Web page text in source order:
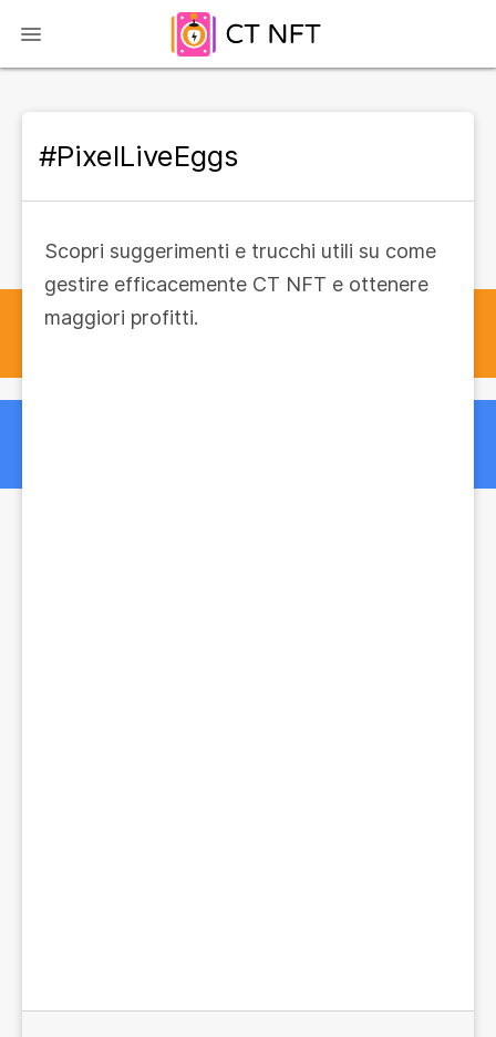
#PixelLiveEggs
Scopri suggerimenti e trucchi utili su come
gestire efficacemente CT NFT e ottenere
maggiori profitti.